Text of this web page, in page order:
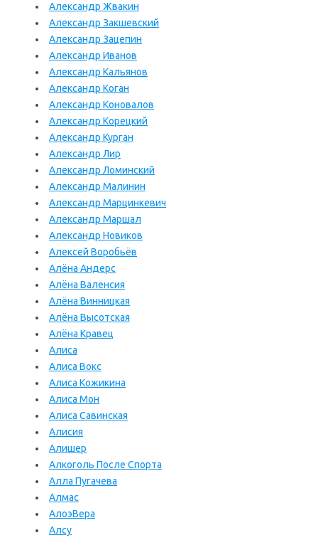
Александр Жвакин
Александр Закшевский
Александр Зацепин
Александр Иванов
Александр Кальянов
Александр Коган
Александр Коновалов
Александр Корецкий
Александр Курган
Александр Лир
Александр Ломинский
Александр Малинин
Александр Марцинкевич
Александр Маршал
Александр Новиков
Алексей Воробьёв
Алёна Андерс
Алёна Валенсия
Алёна Винницкая
Алёна Высотская
Алёна Кравец
Алиса
Алиса Вокс
Алиса Кожикина
Алиса Мон
Алиса Савинская
Алисия
Алишер
Алкоголь После Спорта
Алла Пугачева
Алмас
АлоэВера
Алсу